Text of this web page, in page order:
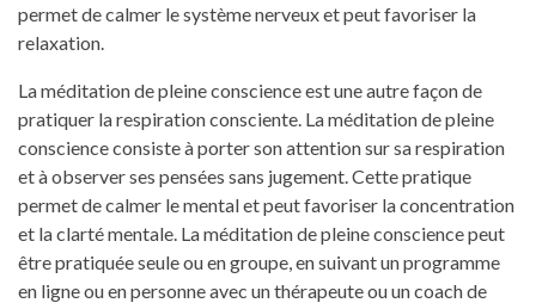
permet de calmer le système nerveux et peut favoriser la
relaxation.
La méditation de pleine conscience est une autre façon de
pratiquer la respiration consciente. La méditation de pleine
conscience consiste à porter son attention sur sa respiration
et à observer ses pensées sans jugement. Cette pratique
permet de calmer le mental et peut favoriser la concentration
et la clarté mentale. La méditation de pleine conscience peut
être pratiquée seule ou en groupe, en suivant un programme
en ligne ou en personne avec un thérapeute ou un coach de